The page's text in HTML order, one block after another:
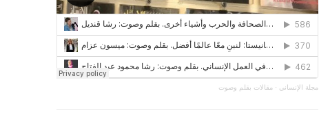
مجلة الإنساني · مقالات بقلم وصوت